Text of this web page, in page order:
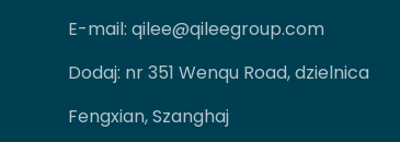
E-mail: qilee@qileegroup.com
Dodaj: nr 351 Wenqu Road, dzielnica
Fengxian, Szanghaj